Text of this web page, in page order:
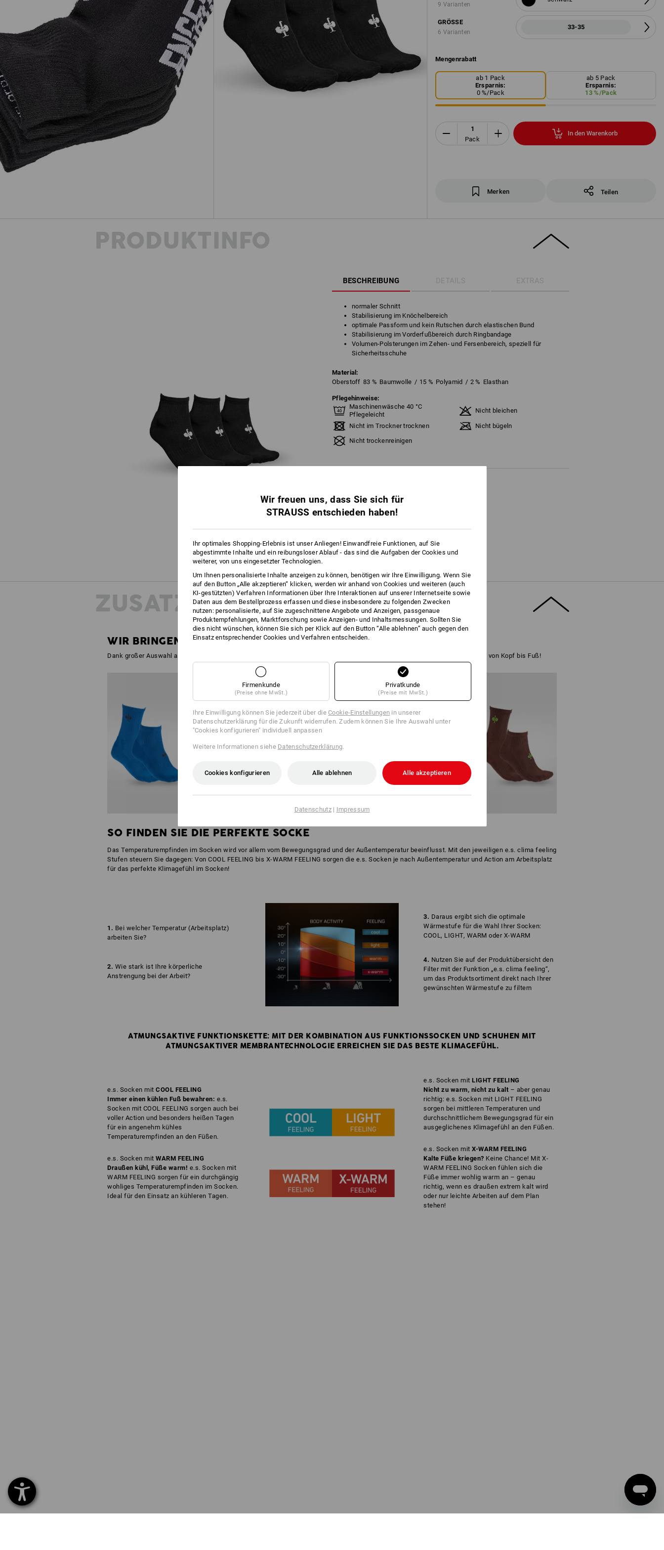
9 Varianten
GRÖSSE
6 Varianten
33-35
Mengenrabatt
ab 1 Pack
Ersparnis:
0%/Pack
ab 5 Pack
Ersparnis:
13 %/Pack
Pack
In den Warenkorb
Merken Teilen
PRODUKTINFO
BESCHREIBUNG DETAILS EXTRAS
normaler Schnitt
Stabilisierung im Knöchelbereich
optimale Passform und kein Rutschen durch elastischen Bund
Stabilisierung im Vorderfußbereich durch Ringbandage
Volumen-Polsterungen im Zehen- und Fersenbereich, speziell für
Sicherheitsschuhe
Material:
Oberstoff 83 % Baumwolle / 15 % Polyamid / 2 % Elasthan
Pflegehinweise:
Maschinenwäsche 40 °C
Pflegeleicht
Nicht bleichen
Nicht im Trockner trocknen
Nicht bügeln
Nicht trockenreinigen
ZUSATZINFOS
WIR BRINGEN FARBE INS SPIEL
Dank großer Auswahl aus der motion2020-Farbwelt passen sich die Socken ab sofort dem Lieblings-Workwear-Look an. Style von Kopf bis Fuß!
SO FINDEN SIE DIE PERFEKTE SOCKE
Das Temperaturempfinden im Socken wird vor allem vom Bewegungsgrad und der Außentemperatur beeinflusst. Mit den jeweiligen e.s. clima feeling
Stufen steuern Sie dagegen: Von COOL FEELING bis X-WARM FEELING sorgen die e.s. Socken je nach Außentemperatur und Action am Arbeitsplatz
für das perfekte Klimagefühl im Socken!
1. Bei welcher Temperatur (Arbeitsplatz)
arbeiten Sie?
2. Wie stark ist Ihre körperliche
Anstrengung bei der Arbeit?
3. Daraus ergibt sich die optimale
Wärmestufe für die Wahl Ihrer Socken:
COOL, LIGHT, WARM oder X-WARM
4. Nutzen Sie auf der Produktübersicht den
Filter mit der Funktion „e.s. clima feeling“,
um das Produktsortiment direkt nach Ihrer
gewünschten Wärmestufe zu filtern
ATMUNGSAKTIVE FUNKTIONSKETTE: MIT DER KOMBINATION AUS FUNKTIONSSOCKEN UND SCHUHEN MIT
ATMUNGSAKTIVER MEMBRANTECHNOLOGIE ERREICHEN SIE DAS BESTE KLIMAGEFÜHL.
e.s. Socken mit COOL FEELING
Immer einen kühlen Fuß bewahren: e.s.
Socken mit COOL FEELING sorgen auch bei
voller Action und besonders heißen Tagen
für ein angenehm kühles
Temperaturempfinden an den Füßen.
e.s. Socken mit WARM FEELING
Draußen kühl, Füße warm! e.s. Socken mit
WARM FEELING sorgen für ein durchgängig
wohliges Temperaturempfinden im Socken.
Ideal für den Einsatz an kühleren Tagen.
e.s. Socken mit LIGHT FEELING
Nicht zu warm, nicht zu kalt – aber genau
richtig: e.s. Socken mit LIGHT FEELING
sorgen bei mittleren Temperaturen und
durchschnittlichem Bewegungsgrad für ein
ausgeglichenes Klimagefühl an den Füßen.
e.s. Socken mit X-WARM FEELING
Kalte Füße kriegen? Keine Chance! Mit X-
WARM FEELING Socken fühlen sich die
Füße immer wohlig warm an – genau
richtig, wenn es draußen extrem kalt wird
oder nur leichte Arbeiten auf dem Plan
stehen!
Wir freuen uns, dass Sie sich für
STRAUSS entschieden haben!
Ihr optimales Shopping-Erlebnis ist unser Anliegen! Einwandfreie Funktionen, auf Sie
abgestimmte Inhalte und ein reibungsloser Ablauf - das sind die Aufgaben der Cookies und
weiterer, von uns eingesetzter Technologien.
Um Ihnen personalisierte Inhalte anzeigen zu können, benötigen wir Ihre Einwilligung. Wenn Sie
auf den Button „Alle akzeptieren“ klicken, werden wir anhand von Cookies und weiteren (auch
KI-gestützten) Verfahren Informationen über Ihre Interaktionen auf unserer Internetseite sowie
Daten aus dem Bestellprozess erfassen und diese insbesondere zu folgenden Zwecken
nutzen: personalisierte, auf Sie zugeschnittene Angebote und Anzeigen, passgenaue
Produktempfehlungen, Marktforschung sowie Anzeigen- und Inhaltsmessungen. Sollten Sie
dies nicht wünschen, können Sie sich per Klick auf den Button “Alle ablehnen” auch gegen den
Einsatz entsprechender Cookies und Verfahren entscheiden.
Firmenkunde
(Preise ohne MwSt.)
Privatkunde
(Preise mit MwSt.)
Ihre Einwilligung können Sie jederzeit über dieCookie-Einstellungen in unserer
Datenschutzerklärung für die Zukunft widerrufen. Zudem können Sie Ihre Auswahl unter
"Cookies konfigurieren" individuell anpassen
Weitere Informationen siehe Datenschutzerklärung.
Cookies konfigurieren Alle ablehnen Alle akzeptieren
Datenschutz| Impressum